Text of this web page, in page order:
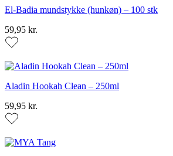
El-Badia mundstykke (hunkøn) – 100 stk
59,95 kr.
Aladin Hookah Clean – 250ml
59,95 kr.